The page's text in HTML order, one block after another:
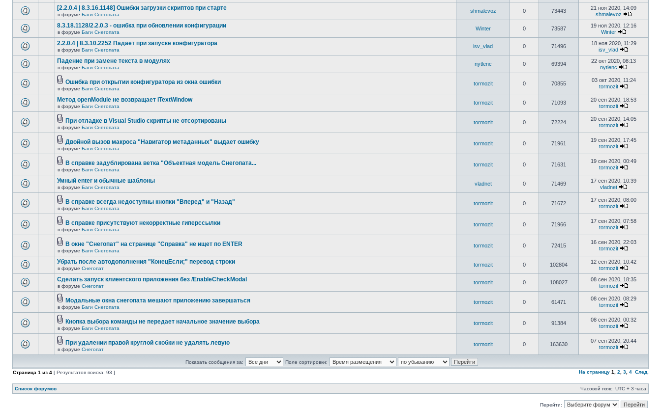
[2.2.0.4 | 8.3.16.1148] Ошибки загрузки скриптов при старте
в форуме Баги Снегопата
shmalevoz 0 73443
21 ноя 2020, 14:09
shmalevoz
8.3.18.1128/2.2.0.3 - ошибка при обновлении конфигурации
в форуме Баги Снегопата
Winter 0 73587
19 ноя 2020, 12:16
Winter
2.2.0.4 | 8.3.10.2252 Падает при запуске конфигуратора
в форуме Баги Снегопата
isv_vlad 0 71496
18 ноя 2020, 11:29
isv_vlad
Падение при замене текста в модулях
в форуме Баги Снегопата
nytlenc 0 69394
22 окт 2020, 08:13
nytlenc
Ошибка при открытии конфигуратора из окна ошибки
в форуме Баги Снегопата
tormozit 0 70855
03 окт 2020, 11:24
tormozit
Метод openModule не возвращает ITextWindow
в форуме Баги Снегопата
tormozit 0 71093
20 сен 2020, 18:53
tormozit
При отладке в Visual Studio скрипты не отсортированы
в форуме Баги Снегопата
tormozit 0 72224
20 сен 2020, 14:05
tormozit
Двойной вызов макроса "Навигатор метаданных" выдает ошибку
в форуме Баги Снегопата
tormozit 0 71961
19 сен 2020, 17:45
tormozit
В справке задублирована ветка "Объектная модель Снегопата...
в форуме Баги Снегопата
tormozit 0 71631
19 сен 2020, 00:49
tormozit
Умный enter и обычные шаблоны
в форуме Баги Снегопата
vladnet 0 71469
17 сен 2020, 10:39
vladnet
В справке всегда недоступны кнопки "Вперед" и "Назад"
в форуме Баги Снегопата
tormozit 0 71672
17 сен 2020, 08:00
tormozit
В справке присутствуют некорректные гиперссылки
в форуме Баги Снегопата
tormozit 0 71966
17 сен 2020, 07:58
tormozit
В окне "Снегопат" на странице "Справка" не ищет по ENTER
в форуме Баги Снегопата
tormozit 0 72415
16 сен 2020, 22:03
tormozit
Убрать после автодополнения "КонецЕсли;" перевод строки
в форуме Снегопат
tormozit 0 102804
12 сен 2020, 10:42
tormozit
Cделать запуск клиентского приложения без /EnableCheckModal
в форуме Снегопат
tormozit 0 108027
08 сен 2020, 18:35
tormozit
Модальные окна снегопата мешают приложению завершаться
в форуме Баги Снегопата
tormozit 0 61471
08 сен 2020, 08:29
tormozit
Кнопка выбора команды не передает начальное значение выбора
в форуме Баги Снегопата
tormozit 0 91384
08 сен 2020, 00:32
tormozit
При удалении правой круглой скобки не удалять левую
в форуме Снегопат
tormozit 0 163630
07 сен 2020, 20:44
tormozit
Показать сообщения за:
Поле сортировки:
Страница 1 из 4 [ Результатов поиска: 93 ] На страницу 1 2 3 4 След.
Список форумов Часовой пояс: UTC + 3 часа
Перейти: